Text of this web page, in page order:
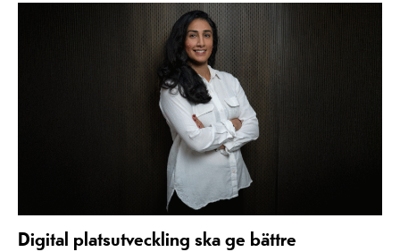
Digital platsutveckling ska ge bättre